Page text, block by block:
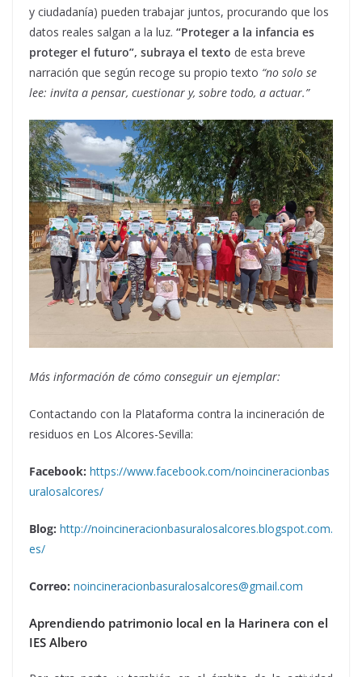
y ciudadanía) pueden trabajar juntos, procurando que los
datos reales salgan a la luz. “Proteger a la infancia es
proteger el futuro”, subraya el texto de esta breve
narración que según recoge su propio texto “no solo se
lee: invita a pensar, cuestionar y, sobre todo, a actuar.”
Más información de cómo conseguir un ejemplar:
Contactando con la Plataforma contra la incineración de
residuos en Los Alcores-Sevilla:
Facebook: https://www.facebook.com/noincineracionbas
uralosalcores/
Blog: http://noincineracionbasuralosalcores.blogspot.com.
es/
Correo: noincineracionbasuralosalcores@gmail.com
Aprendiendo patrimonio local en la Harinera con el
IES Albero